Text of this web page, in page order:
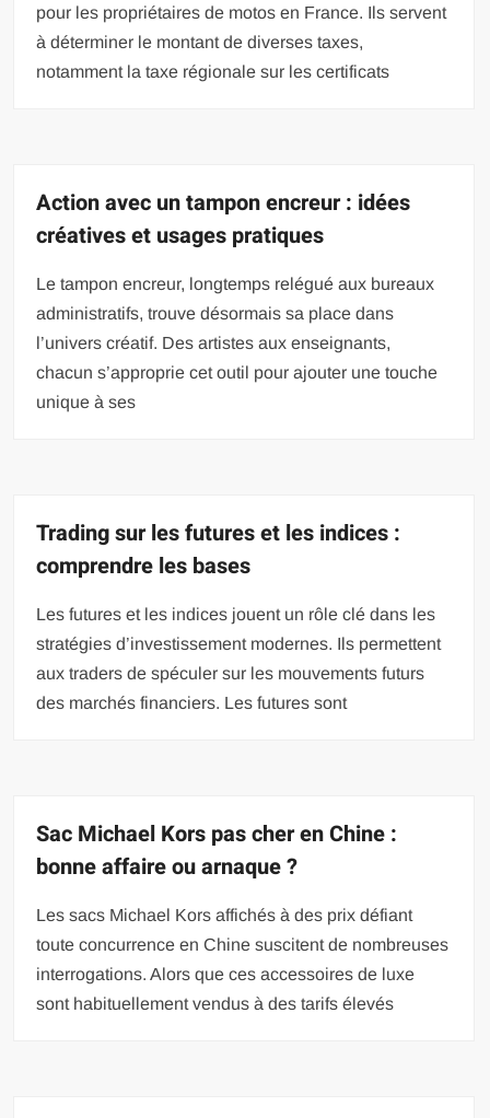
pour les propriétaires de motos en France. Ils servent
à déterminer le montant de diverses taxes,
notamment la taxe régionale sur les certificats
Action avec un tampon encreur : idées
créatives et usages pratiques
Le tampon encreur, longtemps relégué aux bureaux
administratifs, trouve désormais sa place dans
l’univers créatif. Des artistes aux enseignants,
chacun s’approprie cet outil pour ajouter une touche
unique à ses
Trading sur les futures et les indices :
comprendre les bases
Les futures et les indices jouent un rôle clé dans les
stratégies d’investissement modernes. Ils permettent
aux traders de spéculer sur les mouvements futurs
des marchés financiers. Les futures sont
Sac Michael Kors pas cher en Chine :
bonne affaire ou arnaque ?
Les sacs Michael Kors affichés à des prix défiant
toute concurrence en Chine suscitent de nombreuses
interrogations. Alors que ces accessoires de luxe
sont habituellement vendus à des tarifs élevés